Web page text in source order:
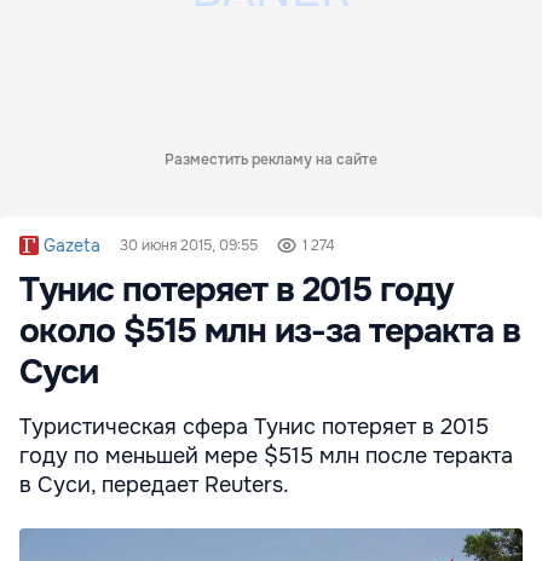
Разместить рекламу на сайте
Gazeta 30 июня 2015, 09:55 1 274
Тунис потеряет в 2015 году
около $515 млн из-за теракта в
Суси
Туристическая сфера Тунис потеряет в 2015
году по меньшей мере $515 млн после теракта
в Суси, передает Reuters.